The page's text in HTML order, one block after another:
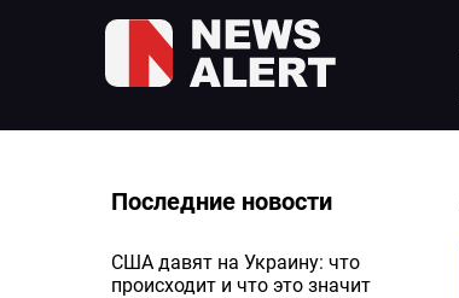
Последние новости
США давят на Украину: что
происходит и что это значит